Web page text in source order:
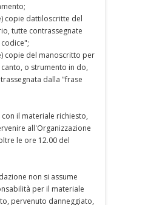
copie dattiloscritte del
tutte contrassegnate
copie del manoscritto per
o strumento in do,
dalla "frase
il materiale richiesto,
all'Organizzazione
le ore 12.00 del
non si assume
per il materiale
pervenuto danneggiato,